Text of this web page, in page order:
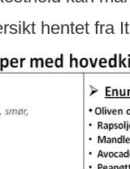
hentet fra